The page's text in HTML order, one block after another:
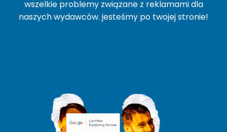
wszelkie problemy związane z reklamami dla
naszych wydawców. jesteśmy po twojej stronie!